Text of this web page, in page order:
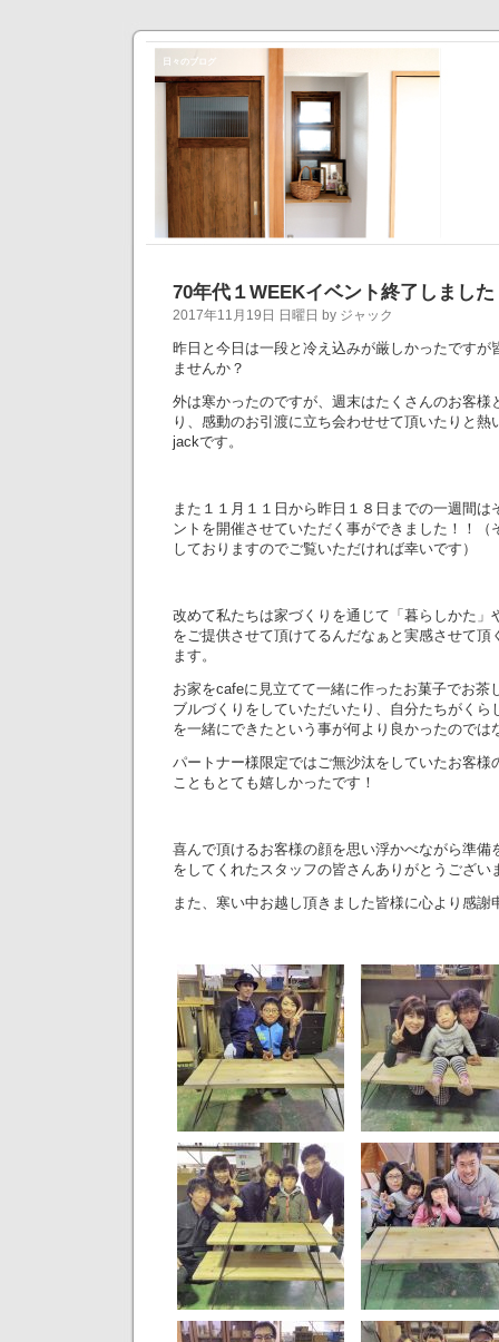
日々のブログ
70年代１WEEKイベント終了しました
2017年11月19日 日曜日 by ジャック
昨日と今日は一段と冷え込みが厳しかったですが
ませんか？
外は寒かったのですが、週末はたくさんのお客様
り、感動のお引渡に立ち会わせせて頂いたりと熱
jackです。
また１１月１１日から昨日１８日までの一週間は
ントを開催させていただく事ができました！！（
しておりますのでご覧いただければ幸いです）
改めて私たちは家づくりを通じて「暮らしかた」
をご提供させて頂けてるんだなぁと実感させて頂
ます。
お家をcafeに見立てて一緒に作ったお菓子でお茶
ブルづくりをしていただいたり、自分たちがくら
を一緒にできたという事が何より良かったのでは
パートナー様限定ではご無沙汰をしていたお客様
こともとても嬉しかったです！
喜んで頂けるお客様の顔を思い浮かべながら準備
をしてくれたスタッフの皆さんありがとうござい
また、寒い中お越し頂きました皆様に心より感謝